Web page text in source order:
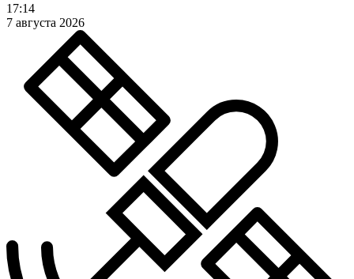
17:14
7 августа 2026